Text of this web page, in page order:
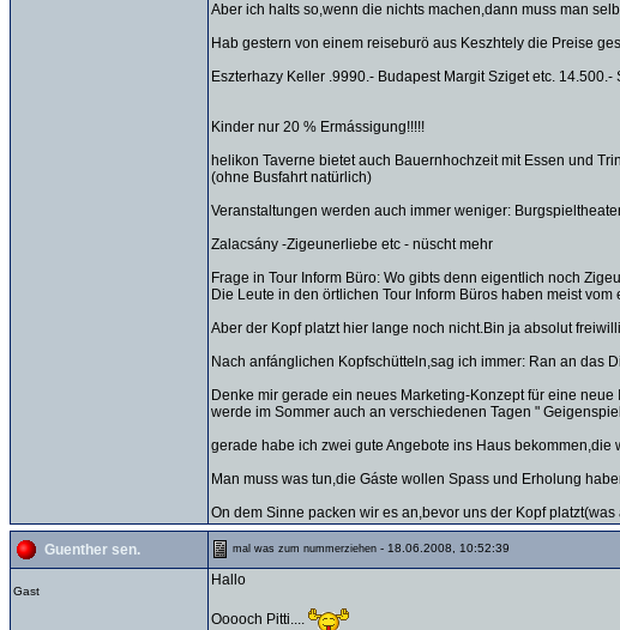
Aber ich halts so,wenn die nichts machen,dann muss man
Hab gestern von einem reiseburö aus Keszhtely die Preise
Eszterhazy Keller .9990.- Budapest Margit Sziget etc.
Kinder nur 20 % Ermássigung!!!!!
helikon Taverne bietet auch Bauernhochzeit mit Essen und
(ohne Busfahrt natürlich)
Veranstaltungen werden auch immer weniger:
Zalacsány -Zigeunerliebe etc - nüscht mehr
Frage in Tour Inform Büro: Wo gibts denn eigentlich noch
Die Leute in den örtlichen Tour Inform Büros haben meist vom
Aber der Kopf platzt hier lange noch nicht.Bin ja absolut
Nach anfánglichen Kopfschütteln,sag ich immer: Ran an das
Denke mir gerade ein neues Marketing-Konzept für eine
werde im Sommer auch an verschiedenen Tagen "
gerade habe ich zwei gute Angebote ins Haus bekommen,die
Man muss was tun,die Gáste wollen Spass und Erholung
On dem Sinne packen wir es an,bevor uns der Kopf
Guenther sen. mal was zum nummerziehen - 18.06.2008, 10:52:39
Gast
Hallo
Ooooch Pitti....